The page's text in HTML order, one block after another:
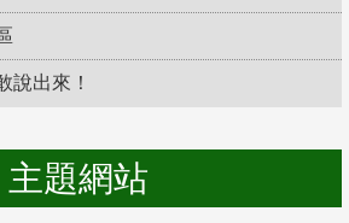
說出來！
主題網站